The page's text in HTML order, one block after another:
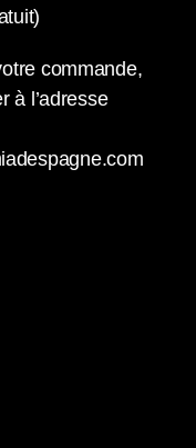
commande,
à l’adresse